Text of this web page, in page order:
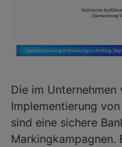
Die im Unternehmen
Implementierung
sind eine sichere
Markingkampagnen.